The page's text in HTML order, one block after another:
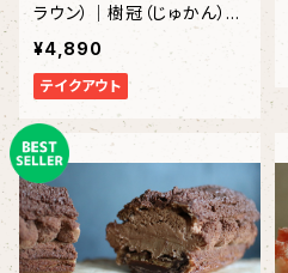
ラウン）｜樹冠（じゅかん）直
径15㎝〈約4～５名様〉
¥4,890
テイクアウト